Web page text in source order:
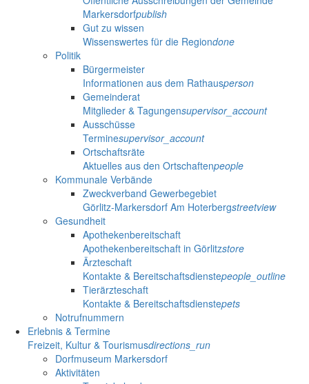
Markersdorfpublish
Gut zu wissen
Wissenswertes für die Regiondone
Politik
Bürgermeister
Informationen aus dem Rathausperson
Gemeinderat
Mitglieder & Tagungensupervisor_account
Ausschüsse
Terminesupervisor_account
Ortschaftsräte
Aktuelles aus den Ortschaftenpeople
Kommunale Verbände
Zweckverband Gewerbegebiet
Görlitz-Markersdorf Am Hoterbergstreetview
Gesundheit
Apothekenbereitschaft
Apothekenbereitschaft in Görlitzstore
Ärzteschaft
Kontakte & Bereitschaftsdienstepeople_outline
Tierärzteschaft
Kontakte & Bereitschaftsdienstepets
Notrufnummern
Erlebnis & Termine
Freizeit, Kultur & Tourismusdirections_run
Dorfmuseum Markersdorf
Aktivitäten